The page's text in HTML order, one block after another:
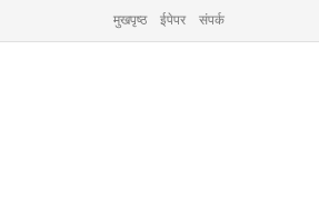
मुखपृष्ठ ईपेपर संपर्क